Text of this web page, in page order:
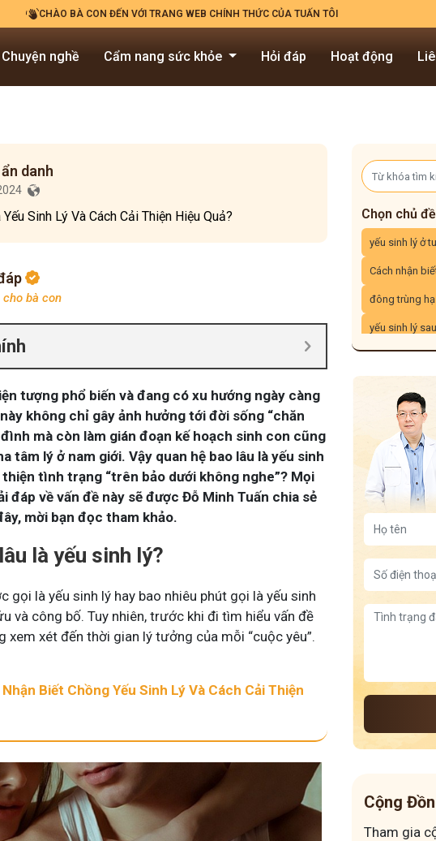
CHÀO BÀ CON ĐẾN VỚI TRANG WEB CHÍNH THỨC CỦA TUẤN TÔI
Chuyện nghề Cẩm nang sức khỏe Hỏi đáp Hoạt động
danh
Sinh Lý Và Cách Cải Thiện Hiệu Quả?
bà con
tượng phổ biến và đang có xu hướng ngày càng
không chỉ gây ảnh hưởng tới đời sống “chăn
mà còn làm gián đoạn kế hoạch sinh con cũng
tâm lý ở nam giới. Vậy quan hệ bao lâu là yếu sinh
thiện tình trạng “trên bảo dưới không nghe”? Mọi
đáp về vấn đề này sẽ được Đỗ Minh Tuấn chia sẻ
mời bạn đọc tham khảo.
là yếu sinh lý?
gọi là yếu sinh lý hay bao nhiêu phút gọi là yếu sinh
và công bố. Tuy nhiên, trước khi đi tìm hiểu vấn đề
xem xét đến thời gian lý tưởng của mỗi “cuộc yêu”.
Biết Chồng Yếu Sinh Lý Và Cách Cải Thiện
Chọn chủ
yếu sinh lý ở
Cách nhận
đông trùng
yếu sinh lý
Cộng
Tham gia